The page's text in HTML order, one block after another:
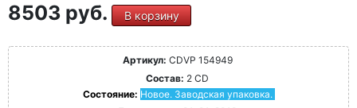
8503 руб. В корзину
Артикул: CDVP 154949
Состав: 2 CD
Состояние: Новое. Заводская упаковка.